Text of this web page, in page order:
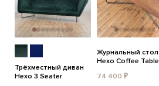
Трёхместный диван
Hexo 3 Seater
Журнальный стол
Hexo Coffee Table
74 400 ₽